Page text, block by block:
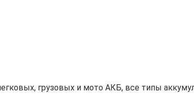
грузовых и мото АКБ, все типы